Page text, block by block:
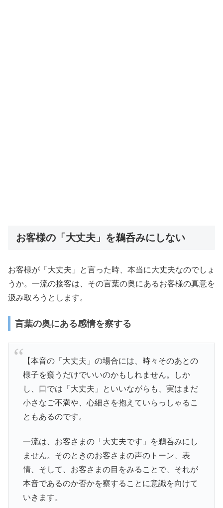
お客様の「大丈夫」を鵜呑みにしない
お客様が「大丈夫」と言った時、本当に大丈夫なのでしょ
うか。一流の接客は、その言葉の奥にあるお客様の真意を
汲み取ろうとします。
言葉の奥にある感情を察する
【本音の「大丈夫」の場合には、時々そのあとの
様子を窺うだけでいいのかもしれません。しか
し、口では「大丈夫」といいながらも、実はまだ
小さなご不満や、心細さを抱えていらっしゃるこ
ともあるのです。
一流は、お客さまの「大丈夫です」を鵜呑みにし
ません。そのときのお客さまの声のトーン、表
情、そして、お客さまの目をみることで、それが
本音であるのか否かを察することに意識を向けて
いきます。